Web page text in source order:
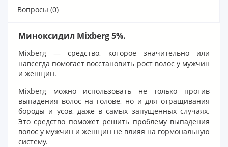
Вопросы (0)
Миноксидил Mixberg 5%.
Mixberg — средство, которое значительно или
навсегда помогает восстановить рост волос у мужчин
и женщин.
Mixberg можно использовать не только против
выпадения волос на голове, но и для отращивания
бороды и усов, даже в самых запущенных случаях.
Это средство поможет решить проблему выпадения
волос у мужчин и женщин не влияя на гормональную
систему.